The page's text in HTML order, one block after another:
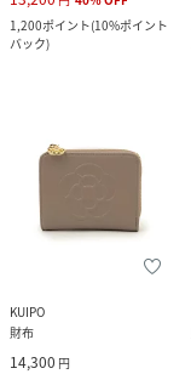
1,200ポイント(10%ポイント
バック)
KUIPO
財布
14,300 円